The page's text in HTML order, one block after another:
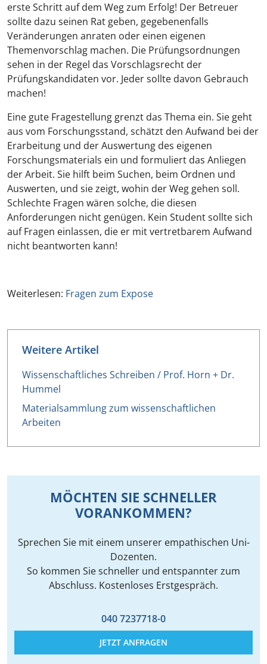
erste Schritt auf dem Weg zum Erfolg! Der Betreuer
sollte dazu seinen Rat geben, gegebenenfalls
Veränderungen anraten oder einen eigenen
Themenvorschlag machen. Die Prüfungsordnungen
sehen in der Regel das Vorschlagsrecht der
Prüfungskandidaten vor. Jeder sollte davon Gebrauch
machen!
Eine gute Fragestellung grenzt das Thema ein. Sie geht
aus vom Forschungsstand, schätzt den Aufwand bei der
Erarbeitung und der Auswertung des eigenen
Forschungsmaterials ein und formuliert das Anliegen
der Arbeit. Sie hilft beim Suchen, beim Ordnen und
Auswerten, und sie zeigt, wohin der Weg gehen soll.
Schlechte Fragen wären solche, die diesen
Anforderungen nicht genügen. Kein Student sollte sich
auf Fragen einlassen, die er mit vertretbarem Aufwand
nicht beantworten kann!
Weiterlesen: Fragen zum Expose
Weitere Artikel
Wissenschaftliches Schreiben / Prof. Horn + Dr.
Hummel
Materialsammlung zum wissenschaftlichen
Arbeiten
MÖCHTEN SIE SCHNELLER
VORANKOMMEN?
Sprechen Sie mit einem unserer empathischen Uni-
Dozenten.
So kommen Sie schneller und entspannter zum
Abschluss. Kostenloses Erstgespräch.
040 7237718-0
JETZT ANFRAGEN